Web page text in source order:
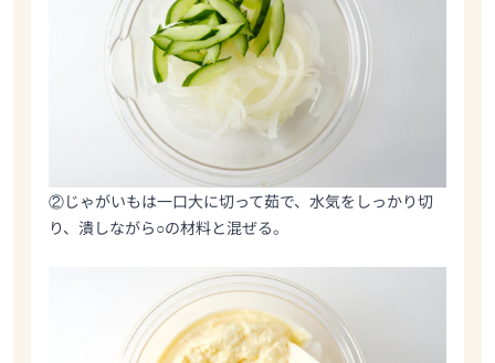
②じゃがいもは一口大に切って茹で、水気をしっかり切
り、潰しながら○の材料と混ぜる。